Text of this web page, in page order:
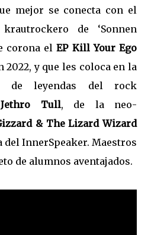
mejor se conecta con el
de ‘Sonnen
corona elEP Kill Your Ego
2022, y que les coloca en la
de leyendas del rock
Jethro Tull, de la neo-
& The Lizard Wizard
del InnerSpeaker. Maestros
de alumnos aventajados.